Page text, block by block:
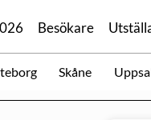
Besökare
Skåne